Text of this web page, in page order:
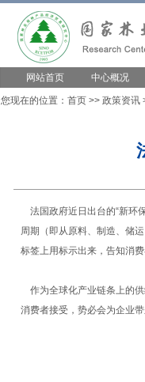
网站首页 中心概况
您现在的位置： 首页 >> 政策资讯
法国政府近日出台的“新环
周期（即从原料、制造、储
标签上用标示出来，告知消
作为全球化产业链条上的供
消费者接受，势必会为企业